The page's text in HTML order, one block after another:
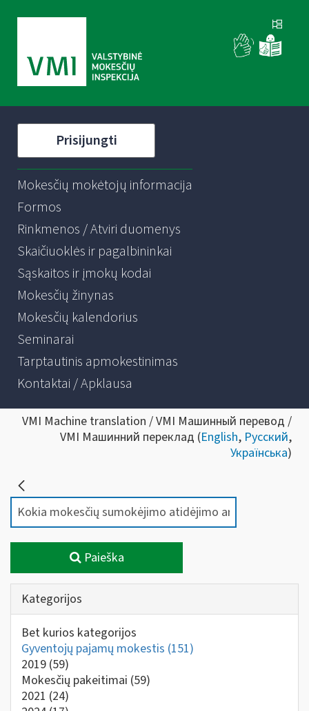
Prisijungti
Mokesčių mokėtojų informacija
Formos
Rinkmenos / Atviri duomenys
Skaičiuoklės ir pagalbininkai
Sąskaitos ir įmokų kodai
Mokesčių žinynas
Mokesčių kalendorius
Seminarai
Tarptautinis apmokestinimas
Kontaktai / Apklausa
VMI Machine translation / VMI Машинный перевод /
VMI Машинний переклад (English, Русский,
Українська)
Paieška
Kategorijos
Bet kurios kategorijos
Gyventojų pajamų mokestis (151)
2019 (59)
Mokesčių pakeitimai (59)
2021 (24)